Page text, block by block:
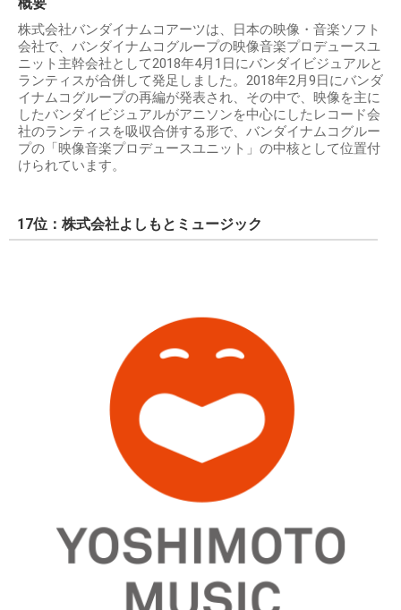
株式会社バンダイナムコアーツは、日本の映像・音楽ソフト
会社で、バンダイナムコグループの映像音楽プロデュースユ
ニット主幹会社として2018年4月1日にバンダイビジュアルと
ランティスが合併して発足しました。2018年2月9日にバンダ
イナムコグループの再編が発表され、その中で、映像を主に
したバンダイビジュアルがアニソンを中心にしたレコード会
社のランティスを吸収合併する形で、バンダイナムコグルー
プの「映像音楽プロデュースユニット」の中核として位置付
けられています。
17位：株式会社よしもとミュージック